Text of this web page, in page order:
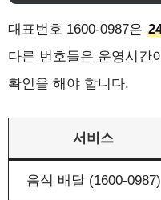
대표번호 1600-0987은
다른 번호들은 운영시간
확인을 해야 합니다.
서비스
음식 배달 (1600-0987)